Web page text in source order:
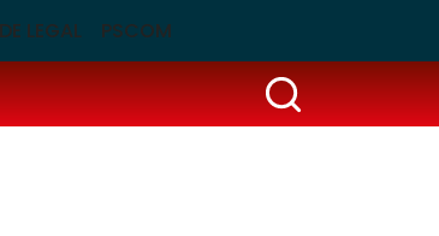
LEGAL PSCOM